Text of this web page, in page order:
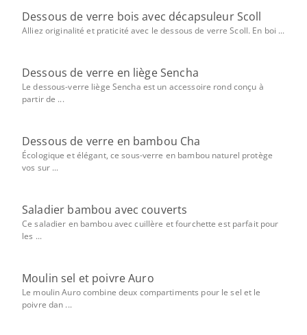
Dessous de verre bois avec décapsuleur Scoll
Alliez originalité et praticité avec le dessous de verre Scoll. En boi ...
Dessous de verre en liège Sencha
Le dessous-verre liège Sencha est un accessoire rond conçu à
partir de ...
Dessous de verre en bambou Cha
Écologique et élégant, ce sous-verre en bambou naturel protège
vos sur ...
Saladier bambou avec couverts
Ce saladier en bambou avec cuillère et fourchette est parfait pour
les ...
Moulin sel et poivre Auro
Le moulin Auro combine deux compartiments pour le sel et le
poivre dan ...